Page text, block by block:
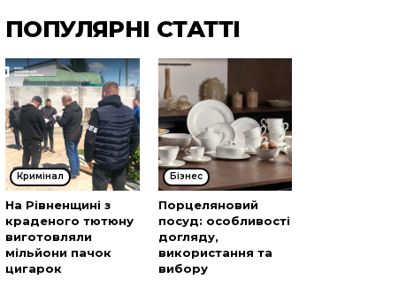
ПОПУЛЯРНІ СТАТТІ
Кримінал
На Рівненщині з
краденого тютюну
виготовляли
мільйони пачок
цигарок
Бізнес
Порцеляновий
посуд: особливості
догляду,
використання та
вибору